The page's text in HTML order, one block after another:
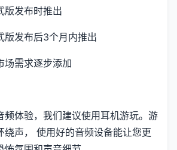
版发布时推出
版发布后3个月内推出
场需求逐步添加
频体验，我们建议使用耳机游玩。游
绕声， 使用好的音频设备能让您更